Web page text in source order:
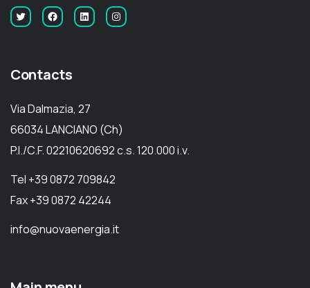
Contacts
Via Dalmazia, 27
66034 LANCIANO (Ch)
P.I./C.F. 02210620692 c.s. 120.000 i.v.
Tel +39 0872 709842
Fax +39 0872 42244
info@nuovaenergia.it